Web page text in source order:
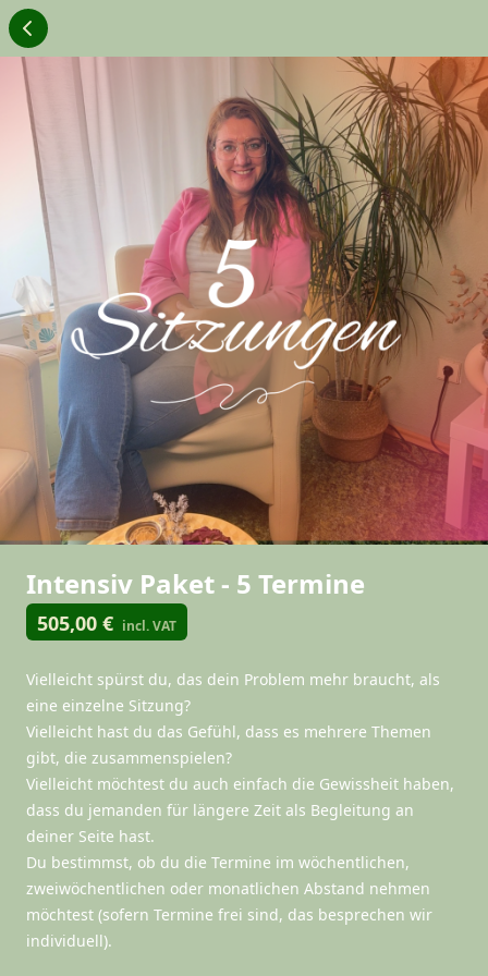
Intensiv Paket - 5 Termine
505,00 € incl. VAT
Vielleicht spürst du, das dein Problem mehr braucht, als
eine einzelne Sitzung?
Vielleicht hast du das Gefühl, dass es mehrere Themen
gibt, die zusammenspielen?
Vielleicht möchtest du auch einfach die Gewissheit haben,
dass du jemanden für längere Zeit als Begleitung an
deiner Seite hast.
Du bestimmst, ob du die Termine im wöchentlichen,
zweiwöchentlichen oder monatlichen Abstand nehmen
möchtest (sofern Termine frei sind, das besprechen wir
individuell).